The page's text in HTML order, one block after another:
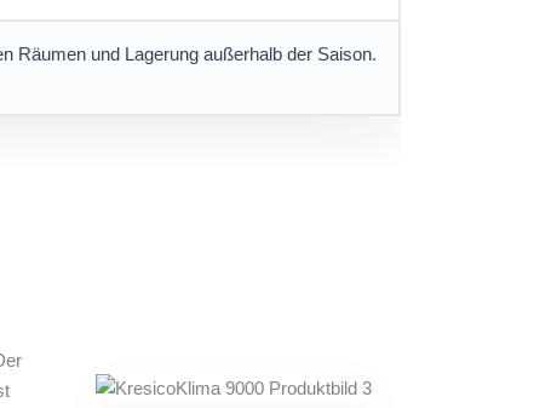
Räumen und Lagerung außerhalb der Saison.